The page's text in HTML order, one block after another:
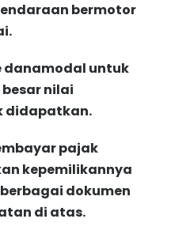
bermotor
danamodal untuk
nilai
didapatkan.
pajak
kepemilikannya
dokumen
di atas.